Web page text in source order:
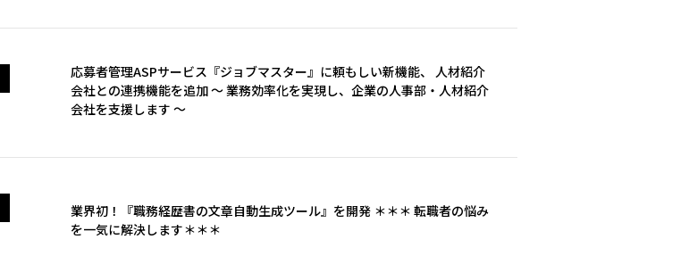
応募者管理ASPサービス『ジョブマスター』に頼もしい新機能、 人材紹介
会社との連携機能を追加 ～ 業務効率化を実現し、企業の人事部・人材紹介
会社を支援します ～
業界初！『職務経歴書の文章自動生成ツール』を開発 ＊＊＊ 転職者の悩み
を一気に解決します＊＊＊